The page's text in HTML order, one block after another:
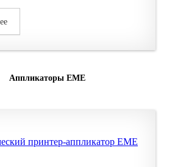
Аппликаторы EME
принтер-аппликатор EME